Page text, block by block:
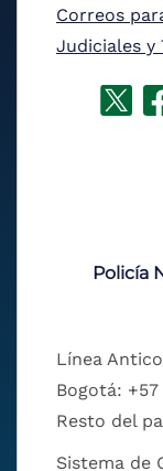
Correos
Judiciales y
Policía
Línea
Bogotá: +57
Resto del
Sistema de